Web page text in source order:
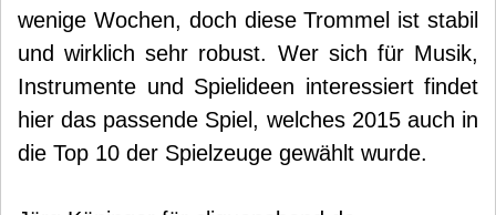
wenige Wochen, doch diese Trommel ist stabil
und wirklich sehr robust. Wer sich für Musik,
Instrumente und Spielideen interessiert findet
hier das passende Spiel, welches 2015 auch in
die Top 10 der Spielzeuge gewählt wurde.